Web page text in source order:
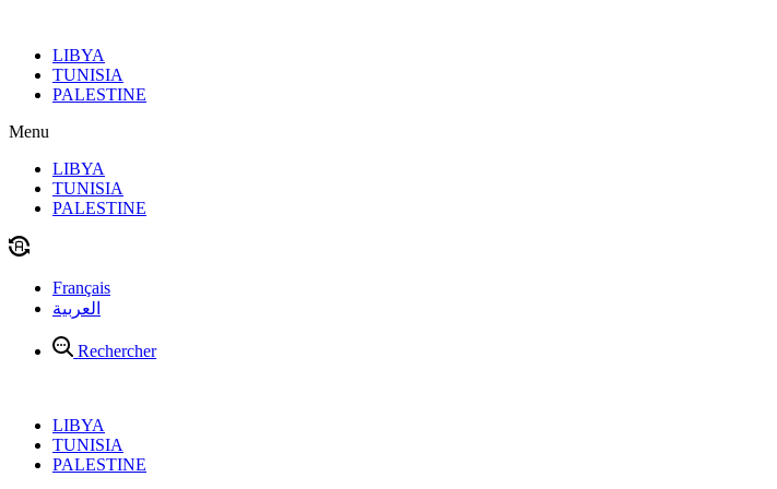
contenuLIBYA
TUNISIA
PALESTINE
Menu
LIBYA
TUNISIA
PALESTINE
Français
العربية
Rechercher
LIBYA
TUNISIA
PALESTINE